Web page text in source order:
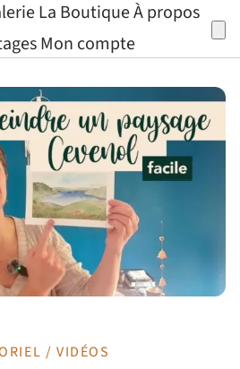
La BoutiqueÀ propos
Mon compte
/ VIDÉOS